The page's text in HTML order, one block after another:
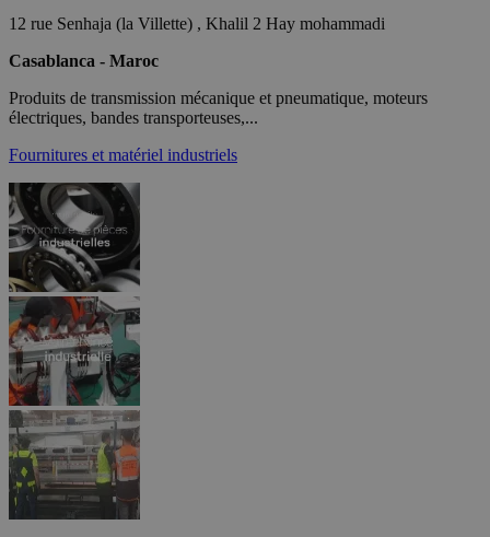
12 rue Senhaja (la Villette) , Khalil 2 Hay mohammadi
Casablanca - Maroc
Produits de transmission mécanique et pneumatique, moteurs
électriques, bandes transporteuses,...
Fournitures et matériel industriels